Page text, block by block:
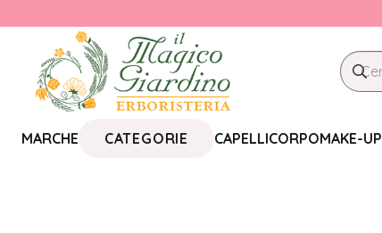
MARCHE CATEGORIE CAPELLICORPOMAKE-UP